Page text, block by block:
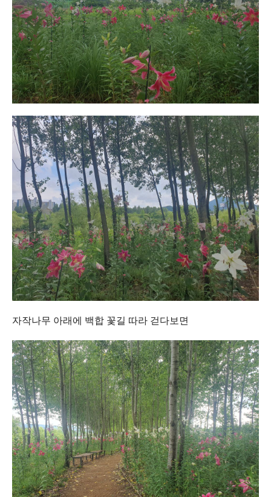
자작나무 아래에 백합 꽃길 따라 걷다보면